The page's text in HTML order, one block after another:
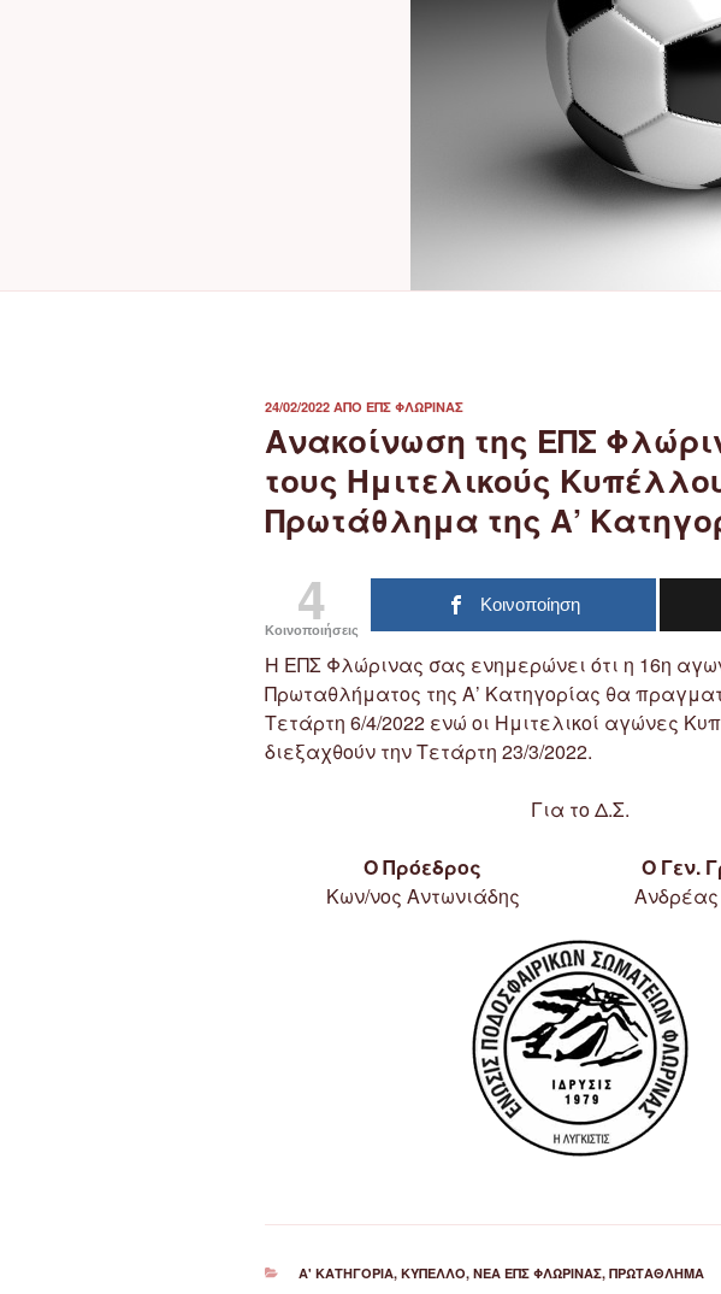
ΔΗΜΟΣΙΕΎΤΗΚΕ
24/02/2022 ΑΠΌ ΕΠΣ ΦΛΏΡΙΝΑΣ
Ανακοίνωση της ΕΠΣ
τους Ημιτελικούς
Πρωτάθλημα της Α’
4
Κοινοποιήσεις
Κοινοποίηση
Η ΕΠΣ Φλώρινας σας ενημερώνει ότι η 16η
Πρωταθλήματος της Α’ Κατηγορίας θα
Τετάρτη 6/4/2022 ενώ οι Ημιτελικοί αγώνες
διεξαχθούν την Τετάρτη 23/3/2022.
Για το Δ.Σ.
Ο Πρόεδρος
Κων/νος Αντωνιάδης
Ο Γεν.
ΚΑΤΗΓΟΡΊΕΣ
Α' ΚΑΤΗΓΟΡΊΑ, ΚΎΠΕΛΛΟ, ΝΈΑ ΕΠΣ ΦΛΏΡΙΝΑΣ, ΠΡΩΤΆΘΛΗΜΑ